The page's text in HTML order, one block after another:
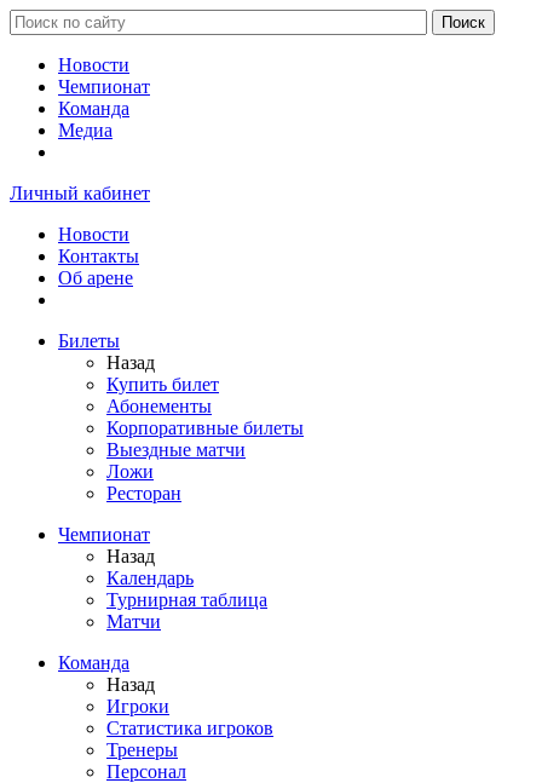
Новости
Чемпионат
Команда
Медиа
Личный кабинет
Новости
Контакты
Об арене
Билеты
Назад
Купить билет
Абонементы
Корпоративные билеты
Выездные матчи
Ложи
Ресторан
Чемпионат
Назад
Календарь
Турнирная таблица
Матчи
Команда
Назад
Игроки
Статистика игроков
Тренеры
Персонал